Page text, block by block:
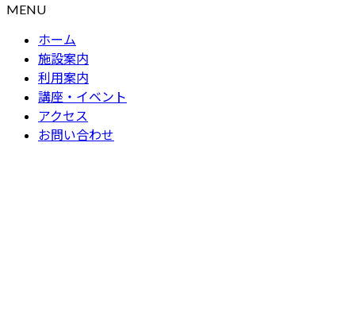
MENU
ホーム
施設案内
利用案内
講座・イベント
アクセス
お問い合わせ